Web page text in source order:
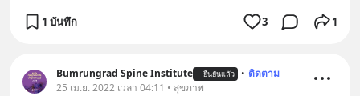
1 บันทึก 3 1
Bumrungrad Spine Institute ยืนยันแล้ว • ติดตาม
25 เม.ย. 2022 เวลา 04:11 • สุขภาพ